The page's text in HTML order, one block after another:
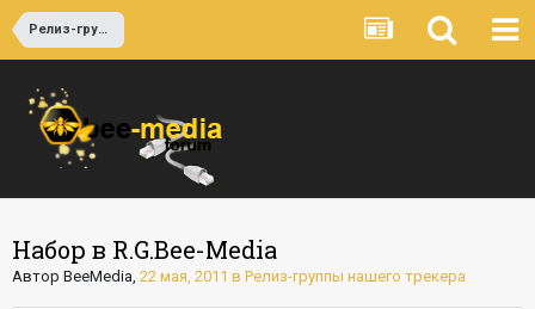
Релиз-группы нашего трекера
Набор в R.G.Bee-Media
Автор BeeMedia, 22 мая, 2011 в Релиз-группы нашего трекера